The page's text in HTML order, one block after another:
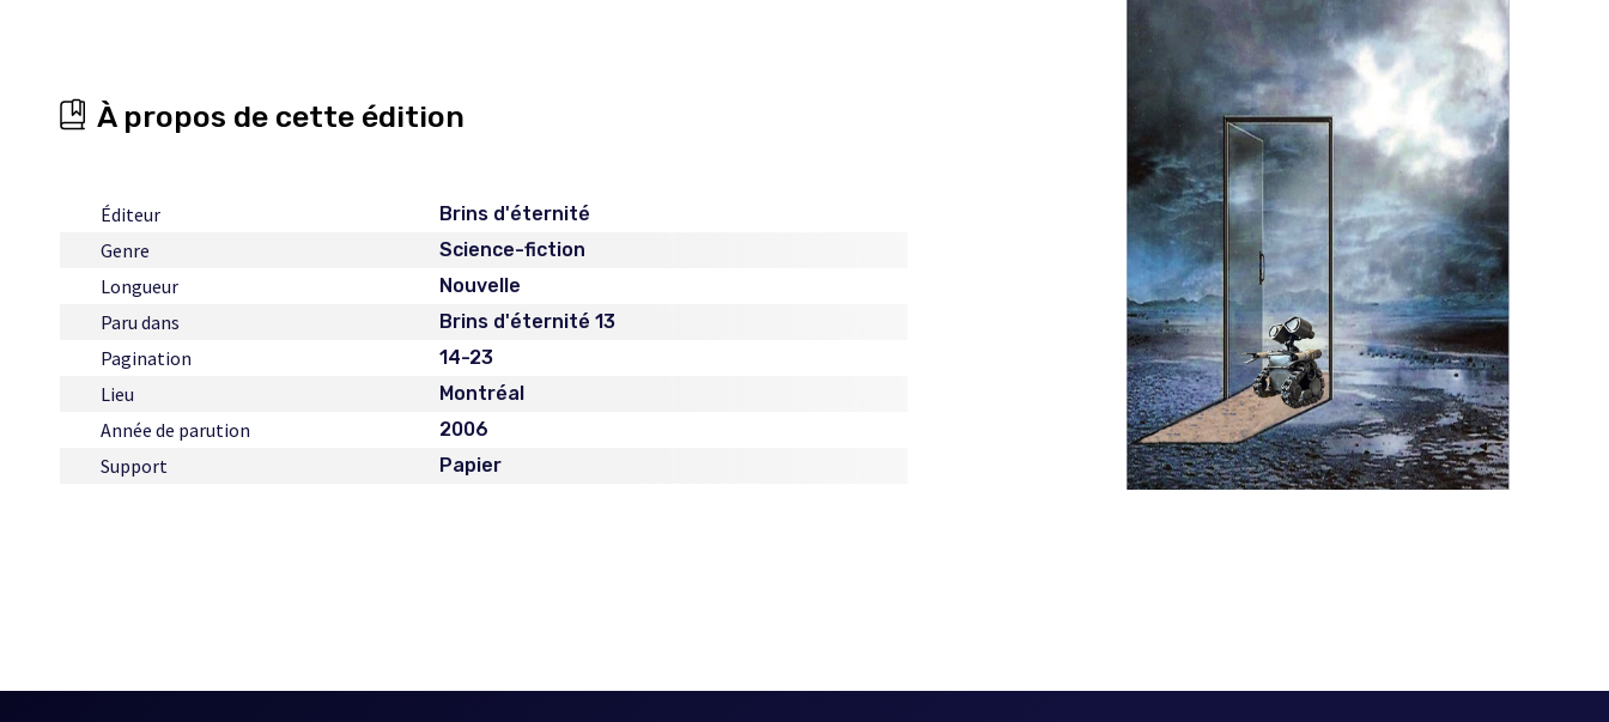
À propos de cette édition
Éditeur Brins d'éternité
Genre Science-fiction
Longueur Nouvelle
Paru dans Brins d'éternité 13
Pagination 14-23
Lieu Montréal
Année de parution 2006
Support Papier